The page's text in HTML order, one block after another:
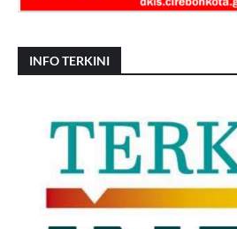
INFO TERKINI